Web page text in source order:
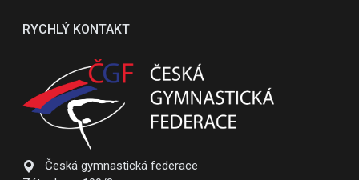
RYCHLÝ KONTAKT
Česká gymnastická federace